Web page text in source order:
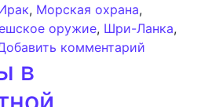
, Морская охрана,
оружие, Шри-Ланка,
комментарий
в